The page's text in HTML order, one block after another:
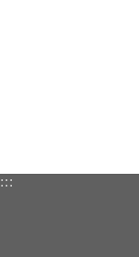
:::